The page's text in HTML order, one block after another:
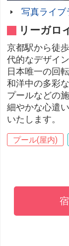
写真ライブ
リーガロ
京都駅から徒
代的なデザイ
日本唯一の回
和洋中の多彩
プールなどの
細やかな心遣
いたします。
プール(屋内)